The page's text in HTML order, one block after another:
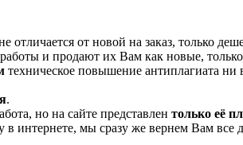
отличается от новой на заказ, только
и продают их Вам как новые,
техническое повышение антиплагиата ни
.
но на сайте представлен только её
в интернете, мы сразу же вернем Вам все